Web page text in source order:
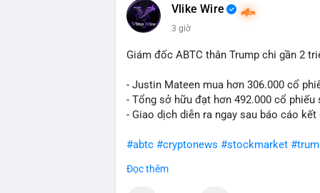
Vlike Wire
3 giờ
Giám đốc ABTC thân Trump chi gần 2
- Justin Mateen mua hơn 306.000 cổ
- Tổng sở hữu đạt hơn 492.000 cổ phiếu
- Giao dịch diễn ra ngay sau báo cáo
#abtc #cryptonews #stockmarket
$btc $eth
Đọc thêm